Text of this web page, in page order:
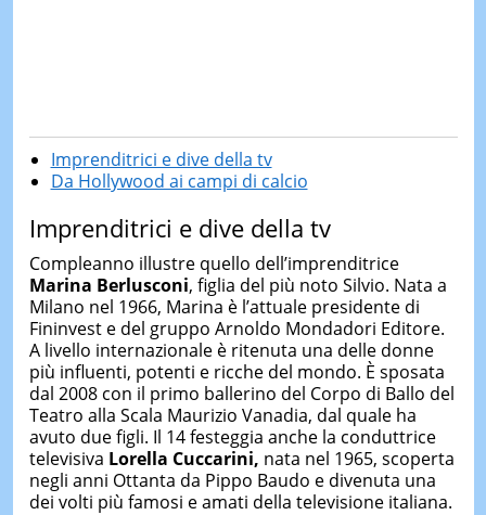
Imprenditrici e dive della tv
Da Hollywood ai campi di calcio
Imprenditrici e dive della tv
Compleanno illustre quello dell’imprenditrice
Marina Berlusconi, figlia del più noto Silvio. Nata a
Milano nel 1966, Marina è l’attuale presidente di
Fininvest e del gruppo Arnoldo Mondadori Editore.
A livello internazionale è ritenuta una delle donne
più influenti, potenti e ricche del mondo. È sposata
dal 2008 con il primo ballerino del Corpo di Ballo del
Teatro alla Scala Maurizio Vanadia, dal quale ha
avuto due figli. Il 14 festeggia anche la conduttrice
televisiva Lorella Cuccarini, nata nel 1965, scoperta
negli anni Ottanta da Pippo Baudo e divenuta una
dei volti più famosi e amati della televisione italiana.